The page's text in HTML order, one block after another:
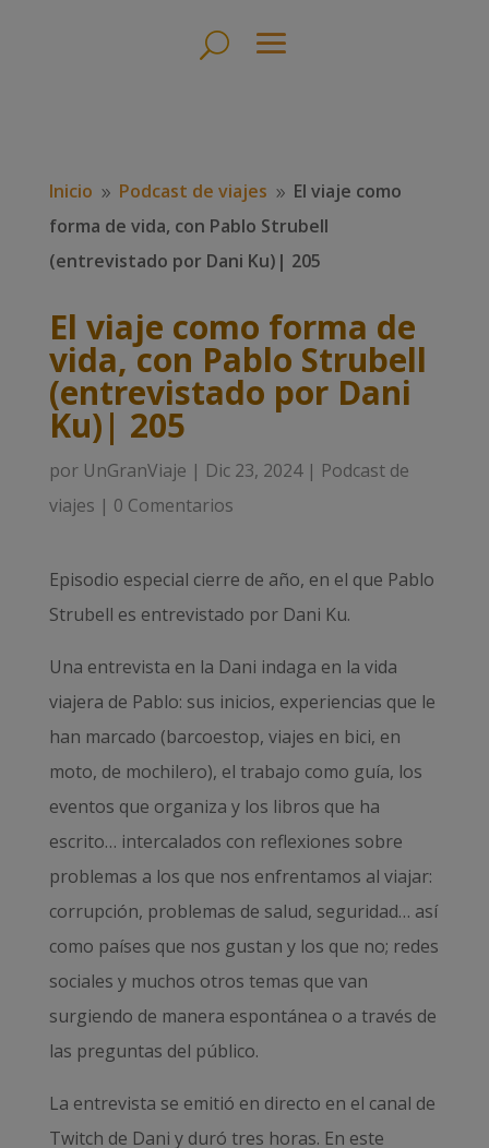
Inicio 9 Podcast de viajes 9 El viaje como
forma de vida, con Pablo Strubell
(entrevistado por Dani Ku)| 205
El viaje como forma de
vida, con Pablo Strubell
(entrevistado por Dani
Ku)| 205
por UnGranViaje | Dic 23, 2024| Podcast de
viajes | 0 Comentarios
Episodio especial cierre de año, en el que Pablo
Strubell es entrevistado por Dani Ku.
Una entrevista en la Dani indaga en la vida
viajera de Pablo: sus inicios, experiencias que le
han marcado (barcoestop, viajes en bici, en
moto, de mochilero), el trabajo como guía, los
eventos que organiza y los libros que ha
escrito… intercalados con reflexiones sobre
problemas a los que nos enfrentamos al viajar:
corrupción, problemas de salud, seguridad… así
como países que nos gustan y los que no; redes
sociales y muchos otros temas que van
surgiendo de manera espontánea o a través de
las preguntas del público.
La entrevista se emitió en directo en el canal de
Twitch de Dani y duró tres horas. En este